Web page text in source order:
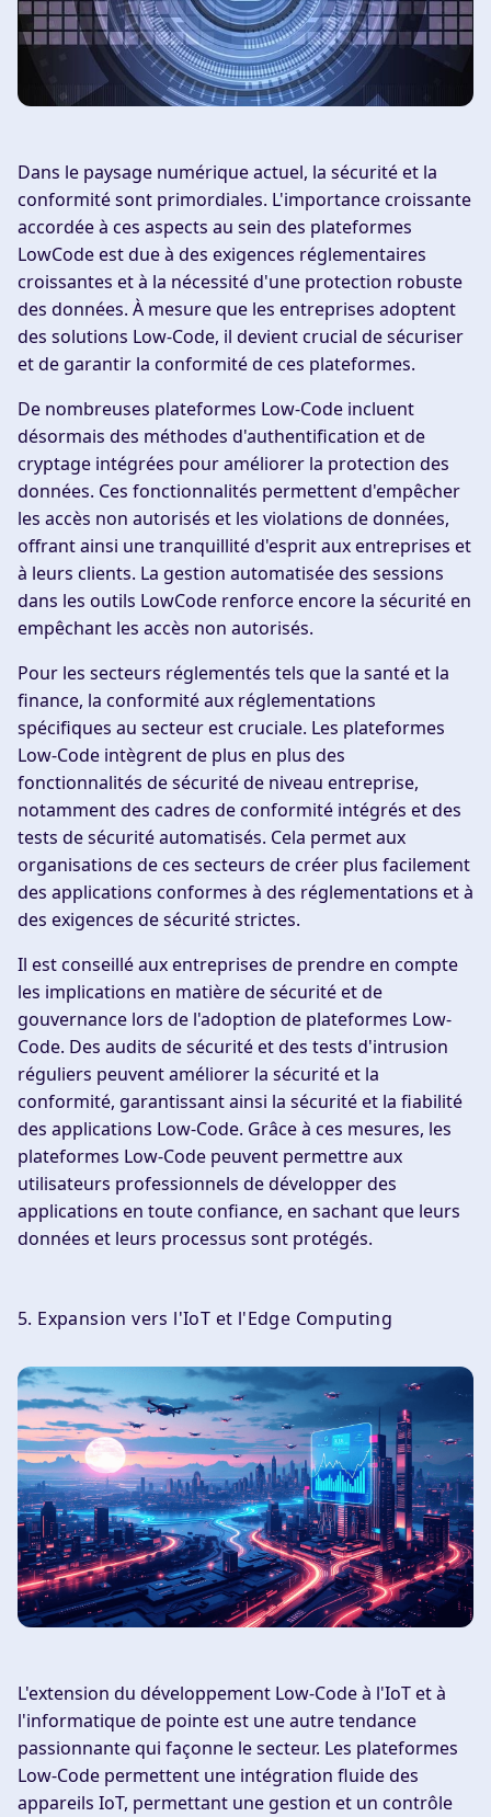
Dans le paysage numérique actuel, la sécurité et la
conformité sont primordiales. L'importance croissante
accordée à ces aspects au sein des plateformes
LowCode est due à des exigences réglementaires
croissantes et à la nécessité d'une protection robuste
des données. À mesure que les entreprises adoptent
des solutions Low-Code, il devient crucial de sécuriser
et de garantir la conformité de ces plateformes.
De nombreuses plateformes Low-Code incluent
désormais des méthodes d'authentification et de
cryptage intégrées pour améliorer la protection des
données. Ces fonctionnalités permettent d'empêcher
les accès non autorisés et les violations de données,
offrant ainsi une tranquillité d'esprit aux entreprises et
à leurs clients. La gestion automatisée des sessions
dans les outils LowCode renforce encore la sécurité en
empêchant les accès non autorisés.
Pour les secteurs réglementés tels que la santé et la
finance, la conformité aux réglementations
spécifiques au secteur est cruciale. Les plateformes
Low-Code intègrent de plus en plus des
fonctionnalités de sécurité de niveau entreprise,
notamment des cadres de conformité intégrés et des
tests de sécurité automatisés. Cela permet aux
organisations de ces secteurs de créer plus facilement
des applications conformes à des réglementations et à
des exigences de sécurité strictes.
Il est conseillé aux entreprises de prendre en compte
les implications en matière de sécurité et de
gouvernance lors de l'adoption de plateformes Low-
Code. Des audits de sécurité et des tests d'intrusion
réguliers peuvent améliorer la sécurité et la
conformité, garantissant ainsi la sécurité et la fiabilité
des applications Low-Code. Grâce à ces mesures, les
plateformes Low-Code peuvent permettre aux
utilisateurs professionnels de développer des
applications en toute confiance, en sachant que leurs
données et leurs processus sont protégés.
5. Expansion vers l'IoT et l'Edge Computing
L'extension du développement Low-Code à l'IoT et à
l'informatique de pointe est une autre tendance
passionnante qui façonne le secteur. Les plateformes
Low-Code permettent une intégration fluide des
appareils IoT, permettant une gestion et un contrôle